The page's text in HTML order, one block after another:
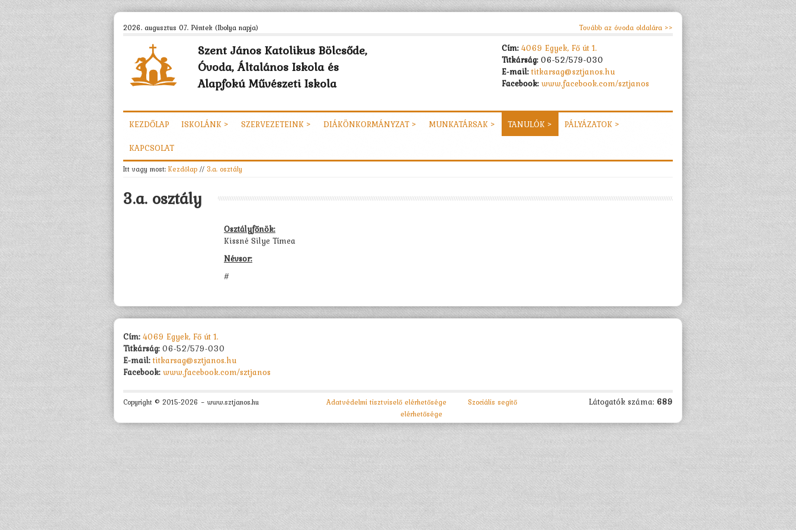
2026. augusztus 07. Péntek (Ibolya napja) Tovább az óvoda oldalára >>
Szent János Katolikus Bölcsőde,
Óvoda, Általános Iskola és
Alapfokú Művészeti Iskola
Cím: 4069 Egyek, Fő út 1.
Titkárság:06-52/579-030
E-mail: titkarsag@sztjanos.hu
Facebook: www.facebook.com/sztjanos
KEZDŐLAP ISKOLÁNK > SZERVEZETEINK > DIÁKÖNKORMÁNYZAT > MUNKATÁRSAK > TANULÓK >
PÁLYÁZATOK >
KAPCSOLAT
Itt vagy most: Kezdőlap // 3.a. osztály
3.a. osztály
Osztályfőnök:
Kissné Silye Tímea
Névsor:
#
Cím: 4069 Egyek, Fő út 1.
Titkárság: 06-52/579-030
E-mail: titkarsag@sztjanos.hu
Facebook: www.facebook.com/sztjanos
Copyright © 2015-2026 − www.sztjanos.hu Adatvédelmi tisztviselő elérhetősége
Szociális segítő
elérhetősége
Látogatók száma: 689